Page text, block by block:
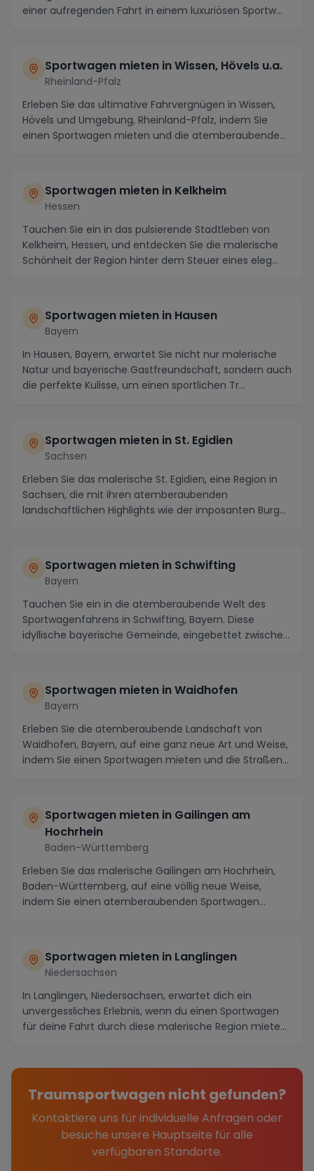
einer aufregenden Fahrt in einem luxuriösen Sportw...
Sportwagen mieten in Wissen, Hövels u.a.
Rheinland-Pfalz
Erleben Sie das ultimative Fahrvergnügen in Wissen,
Hövels und Umgebung, Rheinland-Pfalz, indem Sie
einen Sportwagen mieten und die atemberaubende
Sportwagen mieten in Kelkheim
Hessen
Tauchen Sie ein in das pulsierende Stadtleben von
Kelkheim, Hessen, und entdecken Sie die malerische
Schönheit der Region hinter dem Steuer eines eleg...
Sportwagen mieten in Hausen
Bayern
In Hausen, Bayern, erwartet Sie nicht nur malerische
Natur und bayerische Gastfreundschaft, sondern auch
die perfekte Kulisse, um einen sportlichen Tr...
Sportwagen mieten in St. Egidien
Sachsen
Erleben Sie das malerische St. Egidien, eine Region in
Sachsen, die mit ihren atemberaubenden
landschaftlichen Highlights wie der imposanten Burg
Sportwagen mieten in Schwifting
Bayern
Tauchen Sie ein in die atemberaubende Welt des
Sportwagenfahrens in Schwifting, Bayern. Diese
idyllische bayerische Gemeinde, eingebettet zwischen
Sportwagen mieten in Waidhofen
Bayern
Erleben Sie die atemberaubende Landschaft von
Waidhofen, Bayern, auf eine ganz neue Art und Weise,
indem Sie einen Sportwagen mieten und die Straßen
Sportwagen mieten in Gailingen am
Hochrhein
Baden-Württemberg
Erleben Sie das malerische Gailingen am Hochrhein,
Baden-Württemberg, auf eine völlig neue Weise,
indem Sie einen atemberaubenden Sportwagen
Sportwagen mieten in Langlingen
Niedersachsen
In Langlingen, Niedersachsen, erwartet dich ein
unvergessliches Erlebnis, wenn du einen Sportwagen
für deine Fahrt durch diese malerische Region miete...
Traumsportwagen nicht gefunden?
Kontaktiere uns für individuelle Anfragen oder
besuche unsere Hauptseite für alle
verfügbaren Standorte.